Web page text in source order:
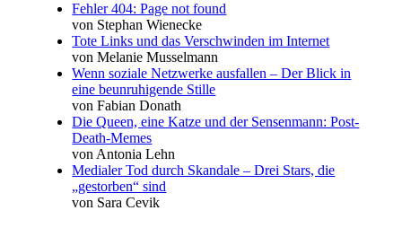
Fehler 404: Page not found
von Stephan Wienecke
Tote Links und das Verschwinden im Internet
von Melanie Musselmann
Wenn soziale Netzwerke ausfallen – Der Blick in
eine beunruhigende Stille
von Fabian Donath
Die Queen, eine Katze und der Sensenmann: Post-
Death-Memes
von Antonia Lehn
Medialer Tod durch Skandale – Drei Stars, die
„gestorben“ sind
von Sara Cevik